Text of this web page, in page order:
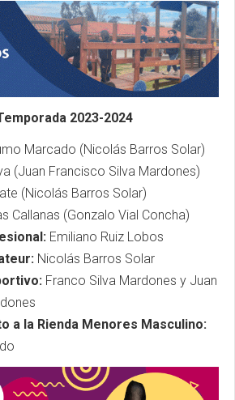
2023-2024
Marcado (Nicolás Barros Solar)
(Juan Francisco Silva Mardones)
(Nicolás Barros Solar)
Callanas (Gonzalo Vial Concha)
Emiliano Ruiz Lobos
Nicolás Barros Solar
Franco Silva Mardones y Juan
a la Rienda Menores Masculino: